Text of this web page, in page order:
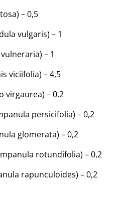
– 0,5
vulgaris) – 1
– 1
viciifolia) – 4,5
virgaurea) – 0,2
persicifolia) – 0,2
glomerata) – 0,2
rotundifolia) – 0,2
rapunculoides) – 0,2